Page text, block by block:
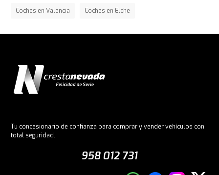
Coches en Valencia Coches en Elche
Tu concesionario de confianza para comprar y vender vehículos con
total seguridad.
958 012 731